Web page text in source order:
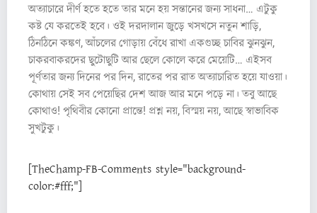
অত্যাচারে দীর্ণ হতে হতে তার মনে হয় সন্তানের জন্য সাধনা… এটুকু
কষ্ট যে করতেই হবে। ওই দরদালান জুড়ে খসখসে নতুন শাড়ি,
ঠিনঠিনে কঙ্কণ, আঁচলের গোড়ায় বেঁধে রাখা একগুচ্ছ চাবির ঝুনঝুন,
চাকরবাকরদের ছুটোছুটি আর ছেলে কোলে করে মেয়েটি… এইসব
পূর্ণতার জন্য দিনের পর দিন, রাতের পর রাত অত্যাচারিত হয়ে যাওয়া।
কোথায় সেই সব পেয়েছির দেশ আজ আর মনে পড়ে না। তবু আছে
কোথাও! পৃথিবীর কোনো প্রান্তে! প্রশ্ন নয়, বিস্ময় নয়, আছে স্বাভাবিক
সুখটুকু।
[TheChamp-FB-Comments style="background-
color:#fff;"]